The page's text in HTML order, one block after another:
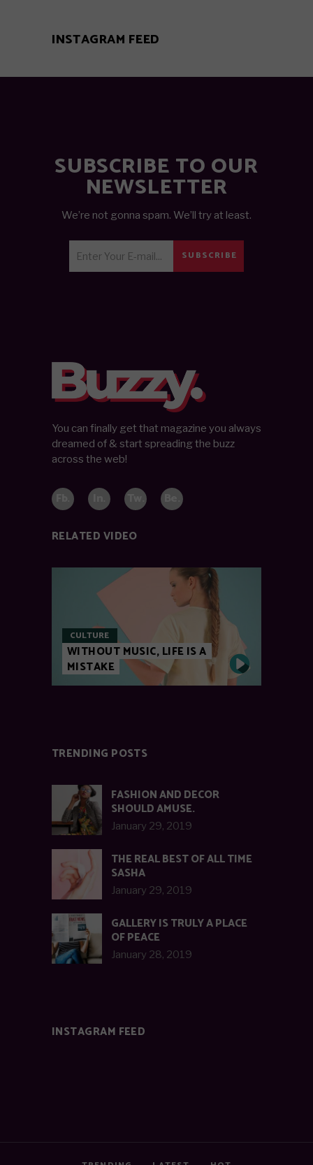
INSTAGRAM FEED
SUBSCRIBE TO OUR
NEWSLETTER
We’re not gonna spam. We’ll try at least.
SUBSCRIBE
You can finally get that magazine you always
dreamed of & start spreading the buzz
across the web!
RELATED VIDEO
CULTURE
WITHOUT MUSIC, LIFE IS A
MISTAKE
TRENDING POSTS
FASHION AND DECOR
SHOULD AMUSE.
January 29, 2019
THE REAL BEST OF ALL TIME
SASHA
January 29, 2019
GALLERY IS TRULY A PLACE
OF PEACE
January 28, 2019
INSTAGRAM FEED